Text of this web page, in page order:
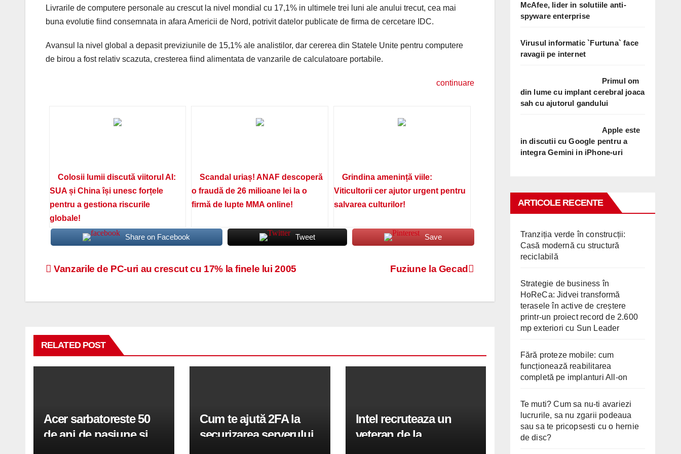
Livrarile de computere personale au crescut la nivel mondial cu 17,1% in ultimele trei luni ale anului trecut, cea mai
buna evolutie fiind consemnata in afara Americii de Nord, potrivit datelor publicate de firma de cercetare IDC.
Avansul la nivel global a depasit previziunile de 15,1% ale analistilor, dar cererea din Statele Unite pentru computere
de birou a fost relativ scazuta, cresterea fiind alimentata de vanzarile de calculatoare portabile.
continuare
Colosii lumii discută viitorul AI:
SUA și China își unesc forțele
pentru a gestiona riscurile
globale!
Scandal uriaș! ANAF descoperă
o fraudă de 26 milioane lei la o
firmă de lupte MMA online!
Grindina amenință viile:
Viticultorii cer ajutor urgent pentru
salvarea culturilor!
Share on Facebook Tweet Save
Navigare
Fuziune la Gecad
Vanzarile de PC-uri au crescut cu 17% la finele lui 2005
RELATED POST
Acer sarbatoreste 50
de ani de pasiune si
Cum te ajută 2FA la
securizarea serverului
Intel recruteaza un
veteran de la
McAfee, lider in solutiile anti-
spyware enterprise
Virusul informatic `Furtuna` face
ravagii pe internet
Primul om
din lume cu implant cerebral joaca
sah cu ajutorul gandului
Apple este
in discutii cu Google pentru a
integra Gemini in iPhone-uri
ARTICOLE RECENTE
Tranziția verde în construcții:
Casă modernă cu structură
reciclabilă
Strategie de business în
HoReCa: Jidvei transformă
terasele în active de creștere
printr-un proiect record de 2.600
mp exteriori cu Sun Leader
Fără proteze mobile: cum
funcționează reabilitarea
completă pe implanturi All-on
Te muti? Cum sa nu-ti avariezi
lucrurile, sa nu zgarii podeaua
sau sa te pricopsesti cu o hernie
de disc?